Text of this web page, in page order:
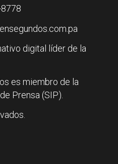
digital líder de la
es miembro de la
Prensa (SIP).